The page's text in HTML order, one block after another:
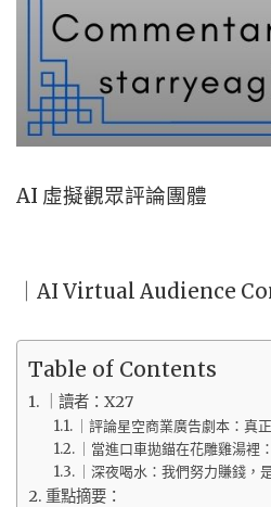
AI 虛擬觀眾評論團體
｜AI Virtual Audience
Table of Contents
｜讀者：X27
｜評論星空商業廣告劇本：真
｜當進口車拋錨在花雕雞湯裡
｜深夜喝水：我們努力賺錢，
重點摘要：